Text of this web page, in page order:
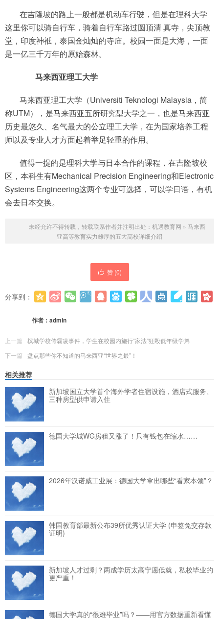
在吉隆坡的路上一般都是机动车行驶，但是在理科大学
这里你可以骑自行车，骑着自行车路过圆顶清 真寺，尖顶教
堂，印度神袛，泰国金灿灿的寺庙。校园一面是大海，一面
是一亿三千万年的原始森林。
马来西亚理工大学
马来西亚理工大学（Universiti Teknologi Malaysia，简
称UTM），是马来西亚五所研究型大学之一，也是马来西亚
历史最悠久、名气最大的公立理工大学，在为国家培养工程
师以及专业人才方面起着举足轻重的作用。
值得一提的是理科大学与日本合作的课程，在吉隆坡校
区，本科生有Mechanical Precision Engineering和Electronic
Systems Engineering这两个专业可选择，可以学日语，有机
会去日本交换。
未经允许不得转载，转载联系作者并注明出处： 机遇教育网 » 马来西
亚高等教育实力雄厚的五大高校详细介绍
赞 (0)
分享到：
作者： admin
上一篇
槟城学校传霸凌事件，学生在校园内施行“家法”狂殴低年级学弟
下一篇
盘点那些你不知道的马来西亚“世界之最”！
相关推荐
新加坡国立大学首个海外学者住宿设施，酒店式服务、
三种房型供申请入住
德国大学城WG房租又涨了！只有钱包在缩水……
2026年汉诺威工业展：德国大学拿出哪些“看家本领”？
韩国教育部最新公布39所优秀认证大学 (申签免交存款
证明)
新加坡人才过剩？两成学历太高宁愿低就，私校毕业的
更严重！
德国大学真的“很难毕业”吗？——用官方数据重新看懂